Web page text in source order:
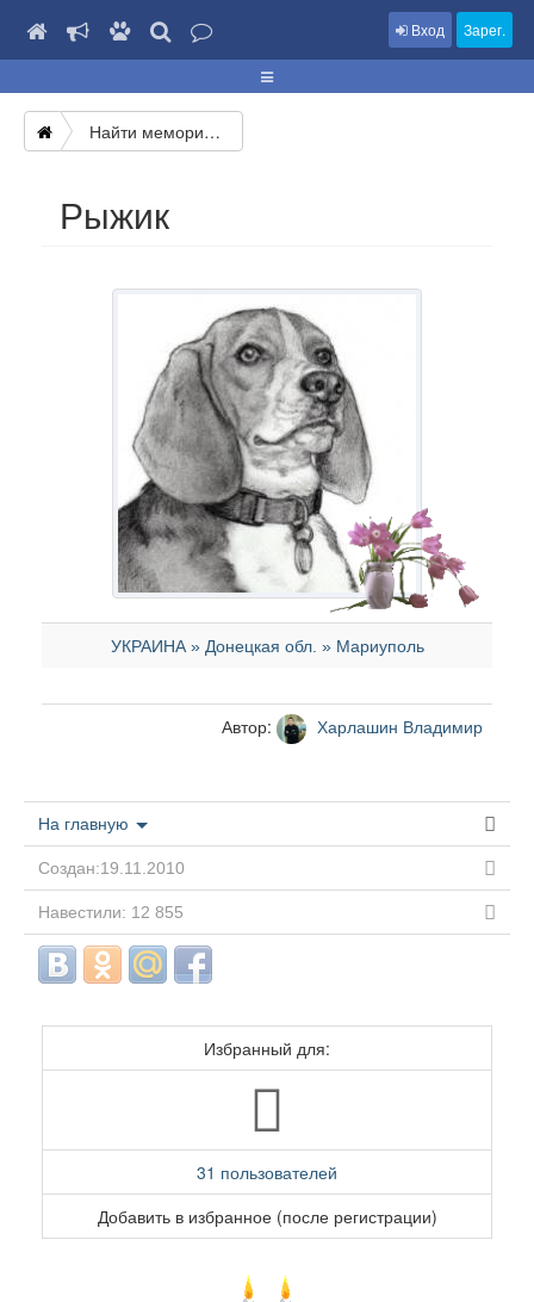
Вход Зарег.
Найти мемориал
Рыжик
УКРАИНА » Донецкая обл. » Мариуполь
Автор: Харлашин Владимир
На главную
Создан:19.11.2010
Навестили: 12 855
Избранный для:
31 пользователей
Добавить в избранное (после регистрации)